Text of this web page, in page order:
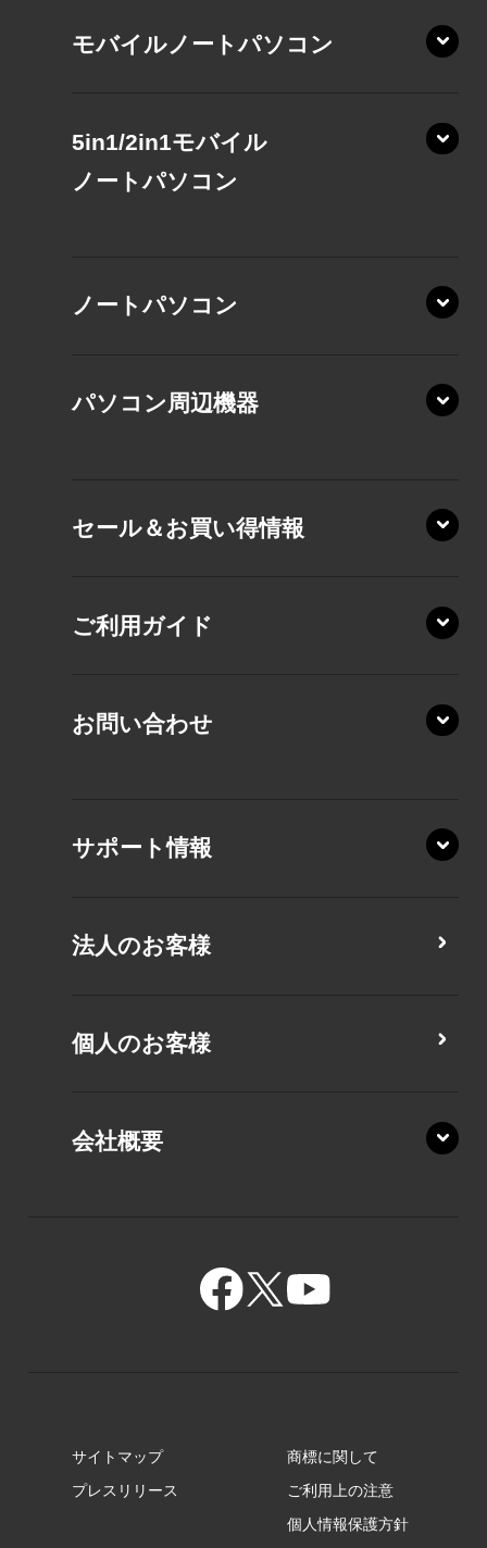
モバイルノートパソコン
XP/ZA
RZ/MA
XA/ZY
MZ/MA
GZ/HA
5in1/2in1モバイル
ノートパソコン
VZ/MA
VZ/MY
ノートパソコン
AZ/DA
AZ/MA
AZ/MY
PZ/LA
パソコン周辺機器
セール＆お買い得情報
ご利用ガイド
お問い合わせ
サポート情報
法人のお客様
個人のお客様
会社概要
サイトマップ
プレスリリース
商標に関して
ご利用上の注意
個人情報保護方針